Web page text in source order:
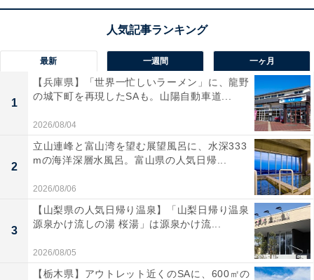
さ！ 部屋の隅を照らすLEDライトも便利ですね。
ユーザーからは「とにかく軽くて階段の掃除が楽」「充
電があっという間に終わる」と好評です。一方で、「絨
毯のゴミは少し吸い込みにくい」という声も。手軽に使
える2台目を探している人や、こまめに掃除をしたい人
には、おすすめの商品といえそうです。
【Amazonお買い得情報】Pioneer「車載ス
ピーカー」が特別価格で登場中【4月22日】
最新 一週間 一ヶ月
1
【兵庫県】「世界一忙しいラーメン」に、龍野
の城下町を再現したSAも。山陽自動車道...
2026/08/04
2
立山連峰と富山湾を望む展望風呂に、水深333
mの海洋深層水風呂。富山県の人気日帰...
2026/08/06
3
【山梨県の人気日帰り温泉】「山梨日帰り温泉
源泉かけ流しの湯 桜湯」は源泉かけ流...
2026/08/05
【栃木県】アウトレット近くのSAに、600㎡の